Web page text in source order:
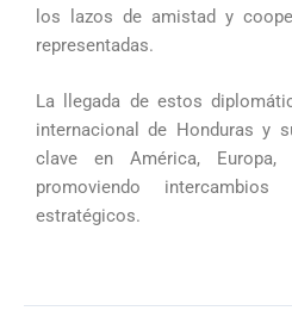
los lazos de amistad y
representadas.
La llegada de estos
internacional de Honduras y
clave en América,
promoviendo
estratégicos.